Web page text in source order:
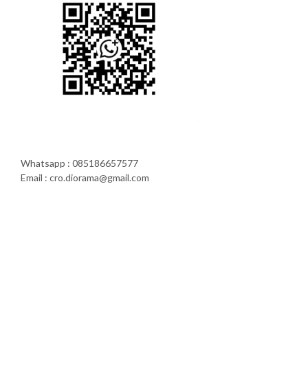
Whatsapp : 085186657577
Email : cro.diorama@gmail.com